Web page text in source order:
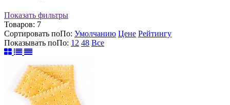
Показать фильтры
Товаров: 7
Сортировать поПо: Умолчанию Цене Рейтингу
Показывать поПо: 12 48 Все